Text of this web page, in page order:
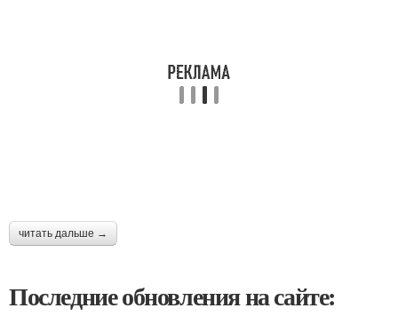
читать дальше →
Последние обновления на сайте: